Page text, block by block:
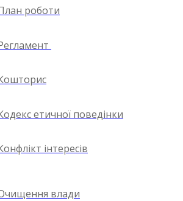
роботи
етичної поведінки
інтересів
влади